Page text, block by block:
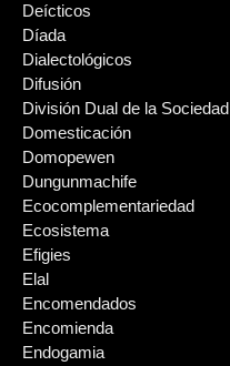
Deícticos
Díada
Dialectológicos
Difusión
División Dual de la Sociedad
Domesticación
Domopewen
Dungunmachife
Ecocomplementariedad
Ecosistema
Efigies
Elal
Encomendados
Encomienda
Endogamia